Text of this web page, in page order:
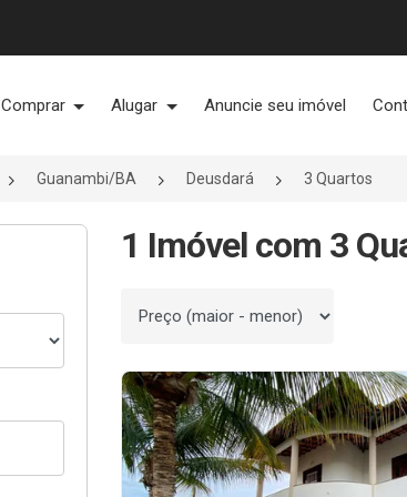
Comprar Alugar Anuncie seu imóvel
Guanambi/BA Deusdará 3 Quartos
1 Imóvel com 3
Ordenar por